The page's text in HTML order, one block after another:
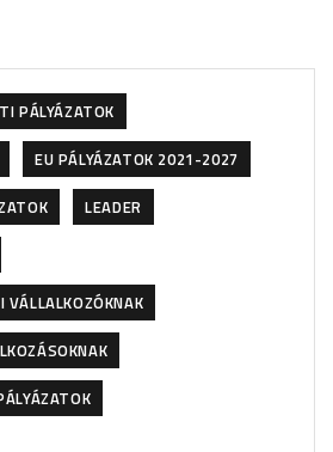
PÁLYÁZATOK
EU PÁLYÁZATOK 2021-2027
LEADER
VÁLLALKOZÓKNAK